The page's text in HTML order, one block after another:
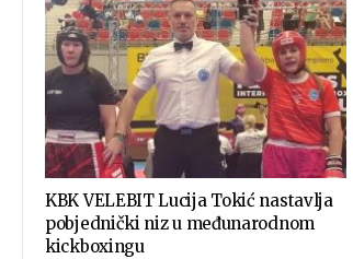
KBK VELEBIT Lucija Tokić nastavlja
pobjednički niz u međunarodnom
kickboxingu